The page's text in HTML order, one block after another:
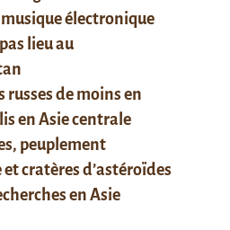
électronique
lieu au
russes de moins en
en Asie centrale
peuplement
cratères d’astéroïdes
en Asie